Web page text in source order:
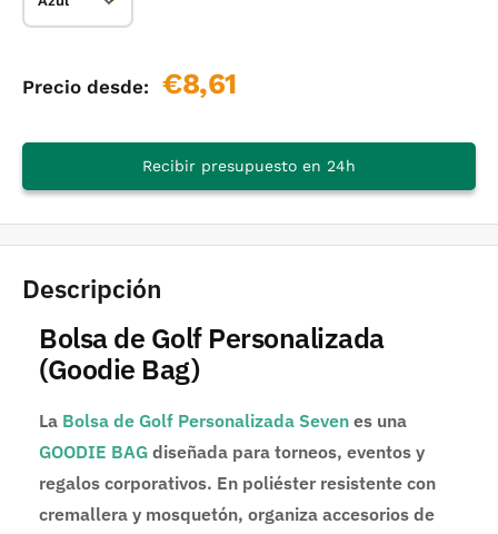
Precio desde:
Precio
venta
€8,61
Recibir presupuesto en 24h
Descripción
Bolsa de Golf Personalizada
(Goodie Bag)
La Bolsa de Golf Personalizada Sevenes una
GOODIE BAGdiseñada para torneos, eventos y
regalos corporativos. En poliéster resistente con
cremallera y mosquetón, organiza accesorios de